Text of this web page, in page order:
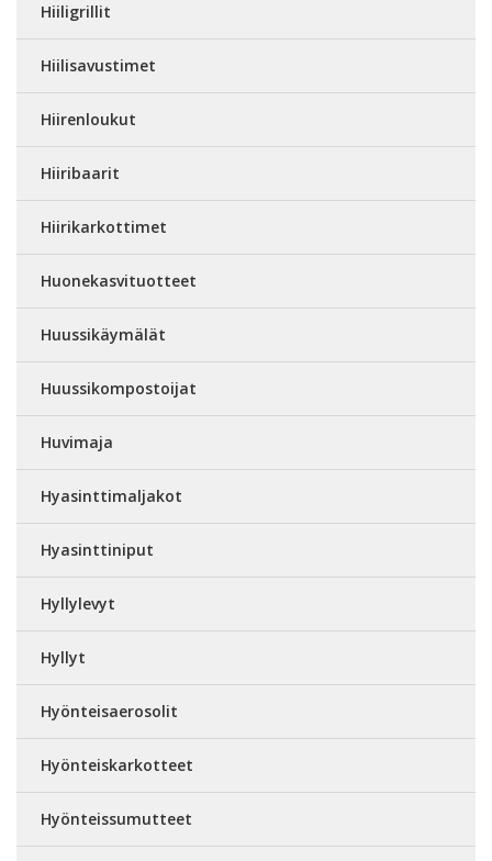
Hiiligrillit
Hiilisavustimet
Hiirenloukut
Hiiribaarit
Hiirikarkottimet
Huonekasvituotteet
Huussikäymälät
Huussikompostoijat
Huvimaja
Hyasinttimaljakot
Hyasinttiniput
Hyllylevyt
Hyllyt
Hyönteisaerosolit
Hyönteiskarkotteet
Hyönteissumutteet